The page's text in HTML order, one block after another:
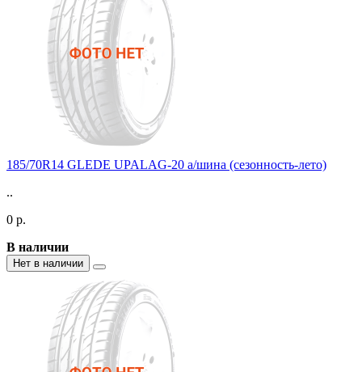
185/70R14 GLEDE UPALAG-20 а/шина (сезонность-лето)
..
0 р.
В наличии
Нет в наличии